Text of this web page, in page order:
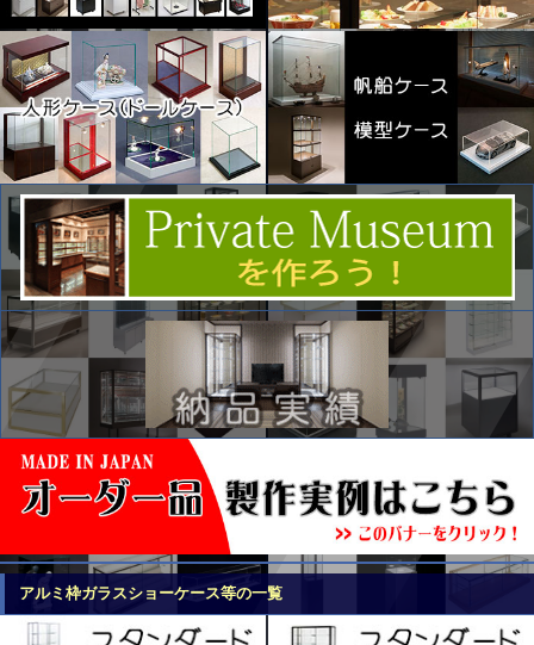
アルミ枠ガラスショーケース等の一覧